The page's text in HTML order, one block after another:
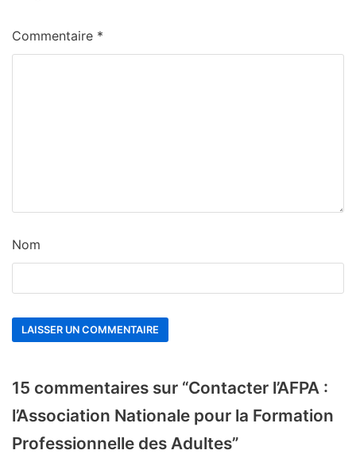
Commentaire *
Nom
15 commentaires sur “Contacter l’AFPA :
l’Association Nationale pour la Formation
Professionnelle des Adultes”